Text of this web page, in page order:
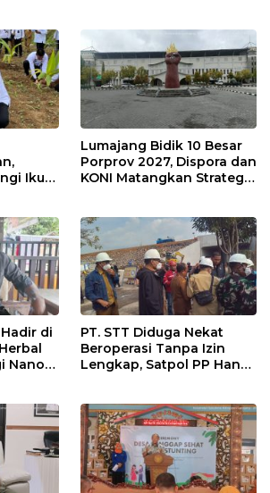
Ikuti
Lumajang Bidik 10 Besar
Porprov 2027, Dispora dan
KONI Matangkan Strategi
di
Nano
PT. STT Diduga Nekat
Beroperasi Tanpa Izin
Lengkap, Satpol PP Hanya